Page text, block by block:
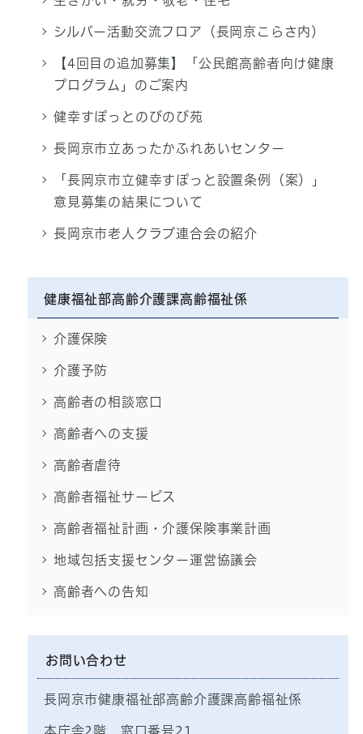
シルバー活動交流フロア（長岡京こらさ内）
【4回目の追加募集】「公民館高齢者向け健康
プログラム」のご案内
健幸すぽっとのびのび苑
長岡京市立あったかふれあいセンター
「長岡京市立健幸すぽっと設置条例（案）」
意見募集の結果について
長岡京市老人クラブ連合会の紹介
健康福祉部高齢介護課高齢福祉係
介護保険
介護予防
高齢者の相談窓口
高齢者への支援
高齢者虐待
高齢者福祉サービス
高齢者福祉計画・介護保険事業計画
地域包括支援センター運営協議会
高齢者への告知
お問い合わせ
長岡京市健康福祉部高齢介護課高齢福祉係
本庁舎2階 窓口番号21